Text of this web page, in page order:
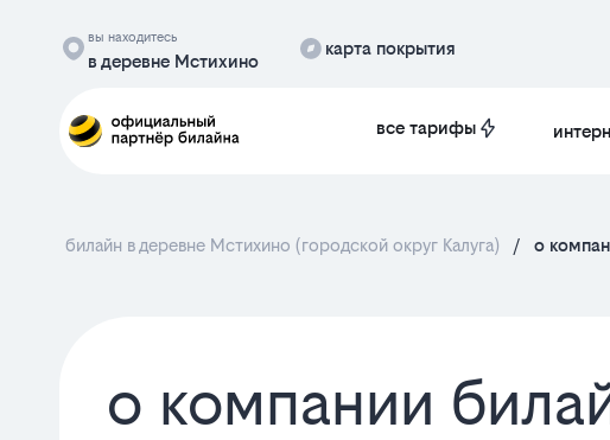
вы находитесь
в деревне Мстихино
карта покрытия
все тарифы
билайн в деревне Мстихино (городской округ Калуга) / о
о компании